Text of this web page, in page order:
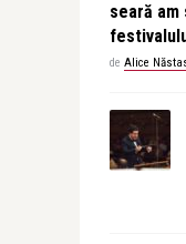
seară
de Alice